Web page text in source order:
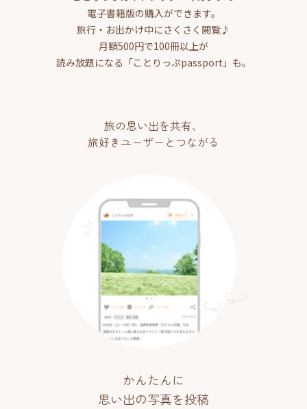
電子書籍版の購入ができます。
旅行・お出かけ中にさくさく閲覧♪
月額500円で100冊以上が
読み放題になる「ことりっぷpassport」も。
旅の思い出を共有、
旅好きユーザーとつながる
かんたんに
思い出の写真を投稿